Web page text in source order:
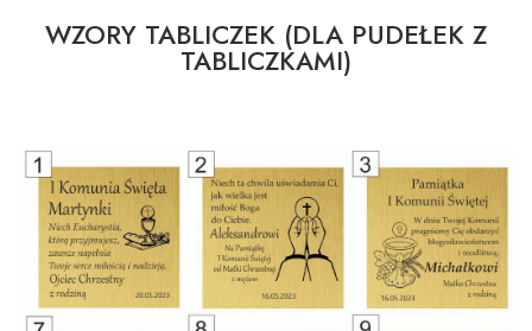
WZORY TABLICZEK (DLA PUDEŁEK Z
TABLICZKAMI)